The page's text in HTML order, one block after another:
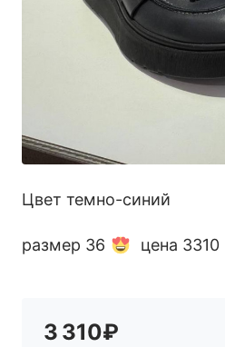
Цвет темно-синий
размер 36 цена 3310
3 310₽